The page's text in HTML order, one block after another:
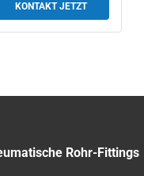
KONTAKT JETZT
Rohr-Fittings